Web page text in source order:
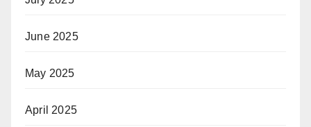
June 2025
May 2025
April 2025